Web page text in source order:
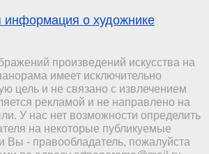
информация о художнике
произведений искусства на
имеет исключительно
цель и не связано с извлечением
рекламой и не направлено на
У нас нет возможности определить
на некоторые публикуемые
Вы - правообладатель, пожалуйста